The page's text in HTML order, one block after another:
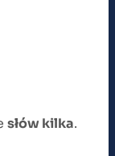
słów kilka.